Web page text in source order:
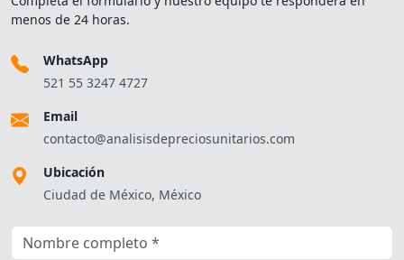
menos de 24 horas.
WhatsApp
521 55 3247 4727
Email
contacto@analisisdepreciosunitarios.com
Ubicación
Ciudad de México, México